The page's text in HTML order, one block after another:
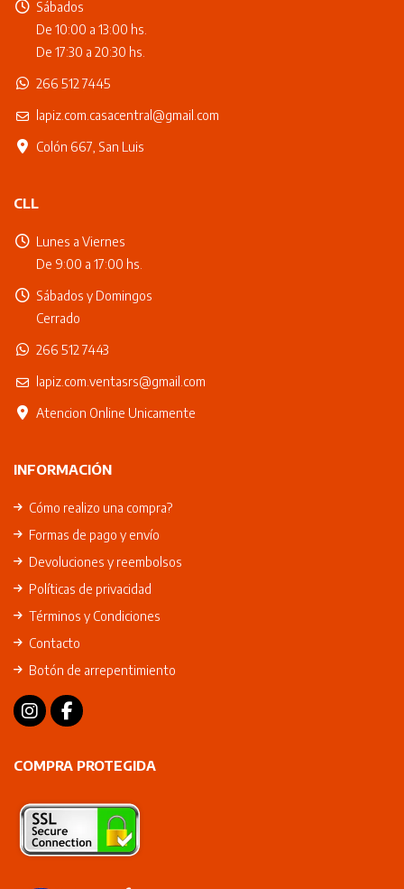
Sábados
De 10:00 a 13:00 hs.
De 17:30 a 20:30 hs.
266 512 7445
lapiz.com.casacentral@gmail.com
Colón 667, San Luis
CLL
Lunes a Viernes
De 9:00 a 17:00 hs.
Sábados y Domingos
Cerrado
266 512 7443
lapiz.com.ventasrs@gmail.com
Atencion Online Unicamente
INFORMACIÓN
Cómo realizo una compra?
Formas de pago y envío
Devoluciones y reembolsos
Políticas de privacidad
Términos y Condiciones
Contacto
Botón de arrepentimiento
COMPRA PROTEGIDA